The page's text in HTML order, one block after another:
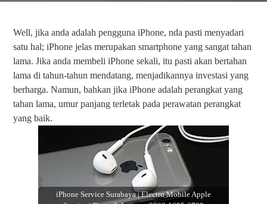
Well, jika anda adalah pengguna iPhone, nda pasti menyadari
satu hal; iPhone jelas merupakan smartphone yang sangat tahan
lama. Jika anda membeli iPhone sekali, itu pasti akan bertahan
lama di tahun-tahun mendatang, menjadikannya investasi yang
berharga. Namun, bahkan jika iPhone adalah perangkat yang
tahan lama, umur panjang terletak pada perawatan perangkat
yang baik.
iPhone Service Surabaya | Electro Mobile Apple